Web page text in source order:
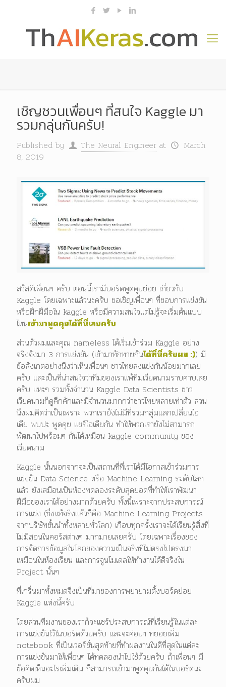
เชิญชวนเพื่อนๆ ที่สนใจ Kaggle มา
รวมกลุ่นกันครับ!
Published by The Neural Engineer at
March
8, 2019
สวัสดีเพื่อนๆ ครับ ตอนนี้เรามีบอร์ดพูดคุยย่อย เกี่ยวกับ
Kaggle โดยเฉพาะแล้วนะครับ ขอเชิญเพื่อนๆ ที่ชอบการแข่งขัน
หรือฝึกฝึมือใน kaggle หรือมีความสนใจแต่ไม่รู้จะเริ่มต้นแบบ
ไหนเข้ามาพูดคุยได้ที่นี่เลยครับ
ส่วนตัวผมและคุณ nameless ได้เริ่มเข้าร่วม Kaggle อย่าง
จริงจังมา 3 การแข่งขัน (เข้ามาทักทายกันได้ที่นี่ครับผม :)) มี
ข้อสังเกตอย่างนึงว่าเห็นเพื่อนๆ ชาวไทยลงแข่งกันน้อยมากเลย
ครับ และเป็นที่น่าสนใจว่าทีมของเราแพ้ทีมเวียดนามราบคาบเลย
ครับ แหะๆ รวมทั้งจำนวน Kaggle Data Scientists ชาว
เวียดนามก็ดูคึกคักและมีจำนวนมากกว่าชาวไทยหลายเท่าตัว ส่วน
นึงผมคิดว่าเป็นเพราะ พวกเรายังไม่มีที่รวมกลุ่มแลกเปลี่ยนไอ
เดีย พบปะ พูดคุย แชร์ไอเดียกัน ทำให้พวกเรายังไม่สามารถ
พัฒนาไปพร้อมๆ กันได้เหมือน kaggle community ของ
เวียดนาม
Kaggle นั้นนอกจากจะเป็นสถานที่ที่เราได้มีโอกาสเข้าร่วมการ
แข่งขัน Data Science หรือ Machine Learning ระดับโลก
แล้ว ยังเสมือนเป็นห้องทดลองระดับสุดยอดที่ทำให้เราพัฒนา
ฝีมือของเราได้อย่างมากด้วยครับ ทั้งนี้เพราะจากประสบการณ์
การแข่ง (ซึ่งแท้จริงแล้วก็คือ Machine Learning Projects
จากบริษัทชั้นนำทั้งหลายทั่วโลก) เกือบทุกครั้งเราจะได้เรียนรู้สิ่งที่
ไม่มีสอนในคอร์สต่างๆ มากมายเลยครับ โดยเฉพาะเรื่องของ
การจัดการข้อมูลในโลกของความเป็นจริงที่ไม่ตรงไปตรงมา
เหมือนในห้องเรียน และการจูนโมเดลให้ทำงานได้ดีจริงใน
Project นั้นๆ
ที่เกริ่นมาทั้งหมดจึงเป็นที่มาของการพยายามตั้งบอร์ดย่อย
Kaggle แห่งนี้ครับ
โดยส่วนทีมงานของเราก็จะแชร์ประสบการณ์ที่เรียนรู้ในแต่ละ
การแข่งขันไว้ในบอร์ดด้วยครับ และจะค่อยๆ ทยอยเพิ่ม
notebook ที่เป็นเวอร์ชั่นสุดท้ายที่ทำผลงานในดีที่สุดในแต่ละ
การแข่งขันมาให้เพื่อนๆ ได้ทดลองนำไปใช้ด้วยครับ ถ้าเพื่อนๆ มี
ข้อคิดเห็นอะไรเพิ่มเติม ก็สามารถเข้ามาพูดคุยกันได้ในบอร์ดนะ
ครับผม